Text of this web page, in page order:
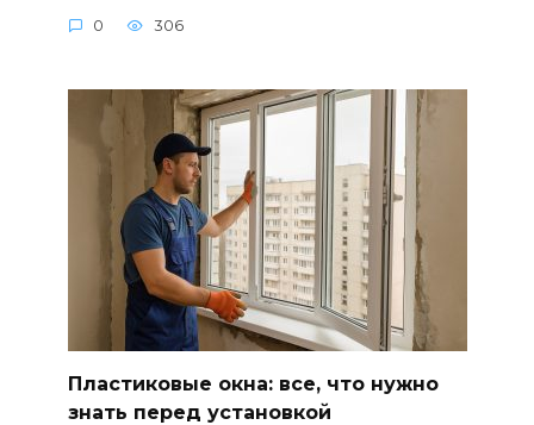
0 306
Пластиковые окна: все, что нужно
знать перед установкой